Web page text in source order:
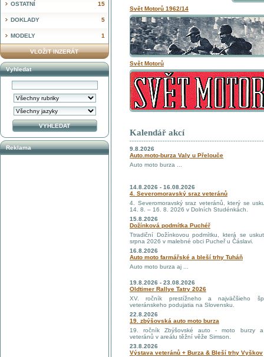
Svět Motorů 1962/14
Svět Motorů
Kalendář akcí
9.8.2026
Auto.moto-burza Valy u Přelouče
Auto moto burza ...
14.8.2026 - 16.08.2026
4. Severomoravský sraz veteránů
4. Severomoravský sraz veteránů, který se
14. 8. – 16. 8. 2026 v Dolních Studénkách.
15.8.2026
Dožínková podmítka Puchéř
Ttradiční Dožínkovou podmítku, která se
srpna 2026 v malebné obci Pucheř u Čáslavi.
16.8.2026
Auto moto farmářské a bleší trhy Tuháň
Auto moto burza aj ...
19.8.2026 - 23.08.2026
Oldtimer Rallye Tatry 2026
XV. ročník prestížneho a najväčšieho
veteránskeho podujatia na Slovensku.
22.8.2026
19. zbýšovská auto moto burza
19. ročník Zbýšovské auto - moto burzy a
veteránů v areálu těžní věže Simson.
23.8.2026
Výstava veteránů + Burza & Bleší trhy Vyškov
15
OSTATNÍ
5
DOKLADY
1
MODELY
VLOŽIT INZERÁT
Vyhledat
Reklama